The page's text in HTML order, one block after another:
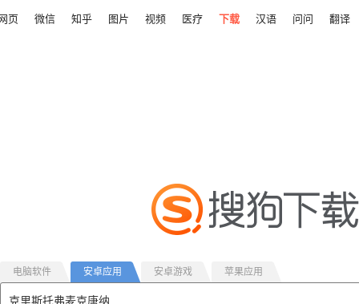
页 微信 知乎 图片 视频 医疗 下载 汉语 问问 翻译
电脑软件 安卓应用 安卓游戏 苹果应用